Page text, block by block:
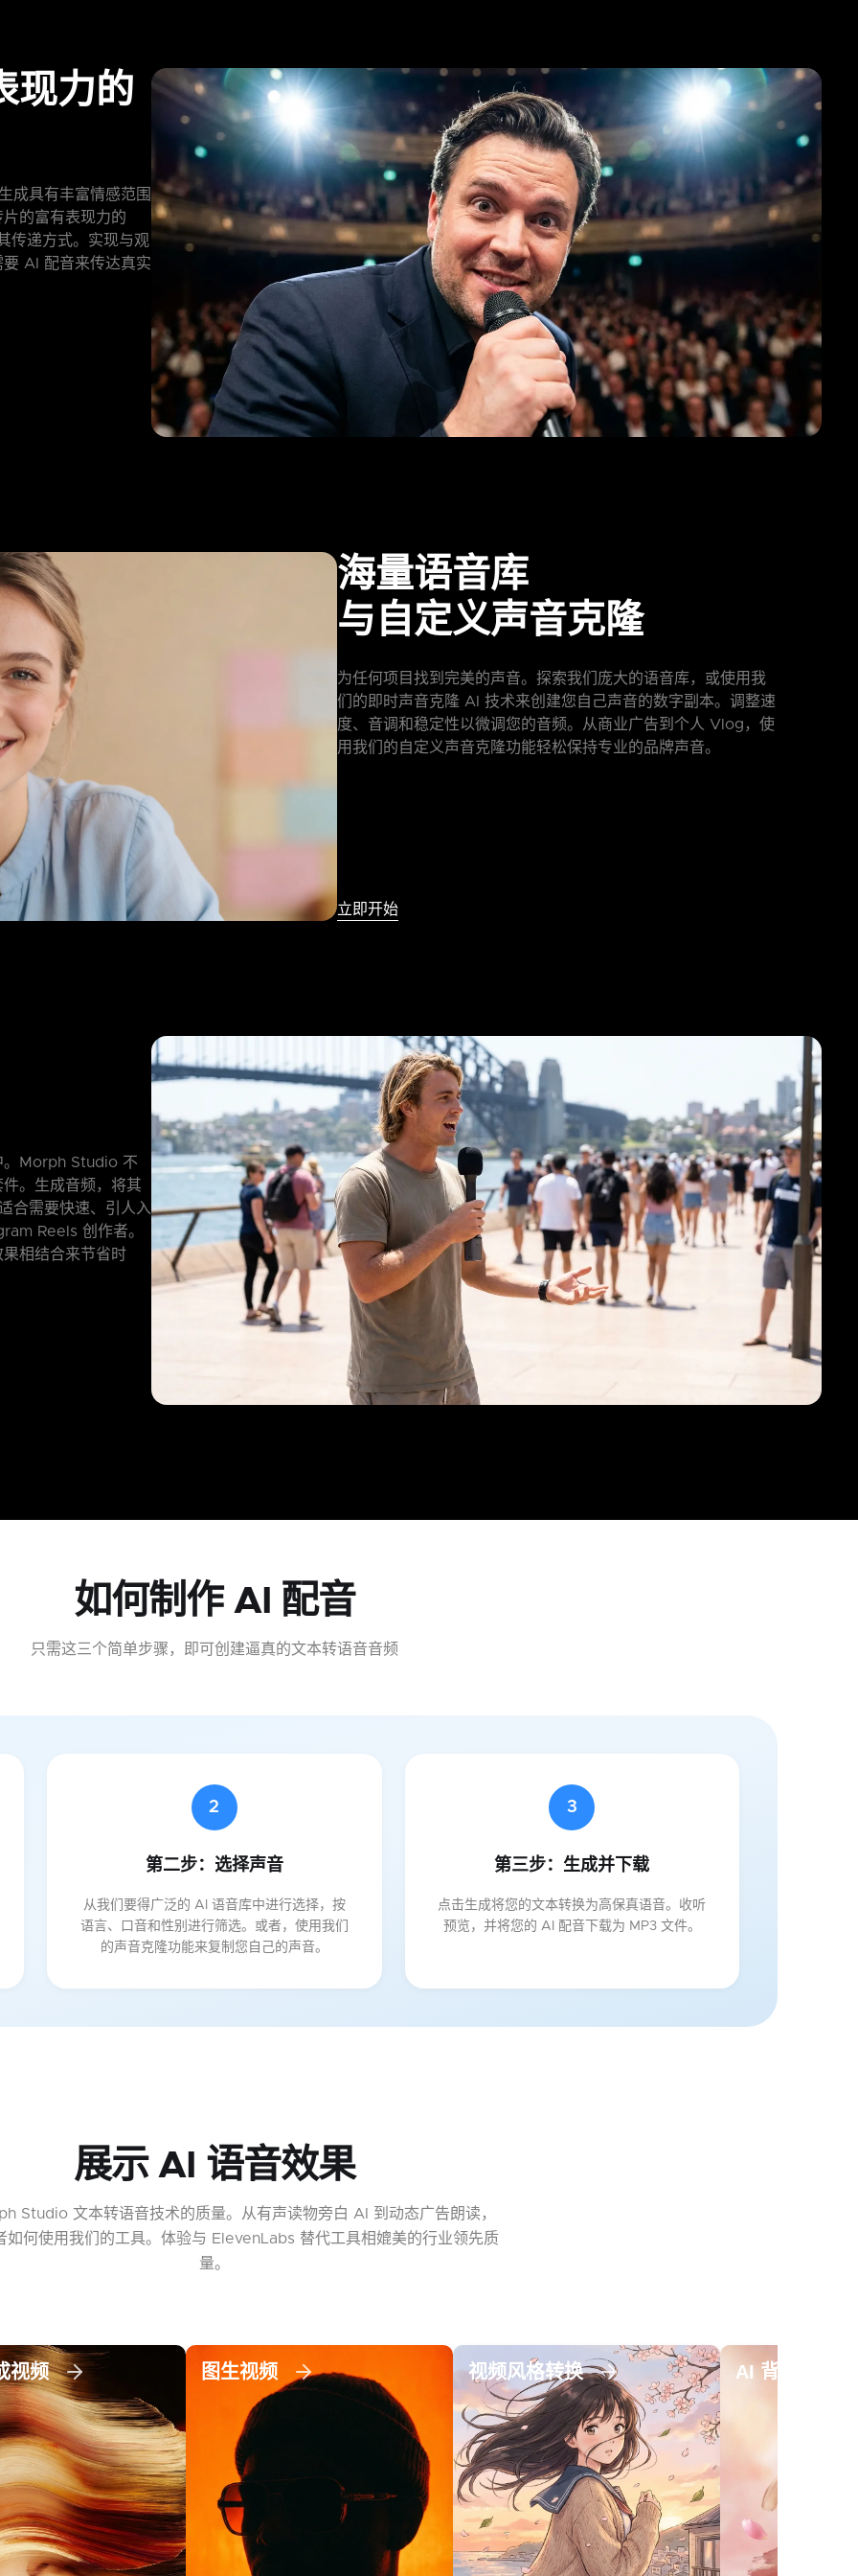
现力的
成具有丰富情感范围
的富有表现力的
传递方式。实现与观
AI 配音来传达真实
海量语音库
与自定义声音克隆
为任何项目找到完美的声音。探索我们庞大的语音库，或使用我
们的即时声音克隆 AI 技术来创建您自己声音的数字副本。调整速
度、音调和稳定性以微调您的音频。从商业广告到个人 Vlog，使
用我们的自定义声音克隆功能轻松保持专业的品牌声音。
立即开始
。Morph Studio 不
。生成音频，将其
合需要快速、引人入
Reels 创作者。
相结合来节省时
如何制作 AI 配音
只需这三个简单步骤，即可创建逼真的文本转语音音频
2
第二步：选择声音
从我们要得广泛的 AI 语音库中进行选择，按
语言、口音和性别进行筛选。或者，使用我们
的声音克隆功能来复制您自己的声音。
3
第三步：生成并下载
点击生成将您的文本转换为高保真语音。收听
预览，并将您的 AI 配音下载为 MP3 文件。
展示 AI 语音效果
Studio 文本转语音技术的质量。从有声读物旁白 AI 到动态广告朗读，
如何使用我们的工具。体验与 ElevenLabs 替代工具相媲美的行业领先质
量。
视频 图生视频 视频风格转换 AI 背景移除